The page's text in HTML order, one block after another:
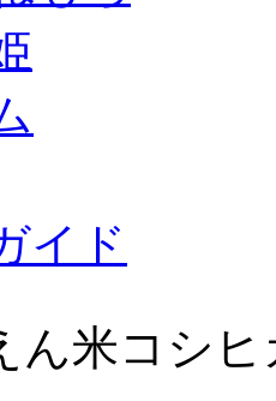
イド
米コシヒ